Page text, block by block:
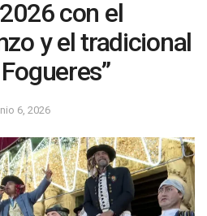
con el
y el tradicional
6, 2026